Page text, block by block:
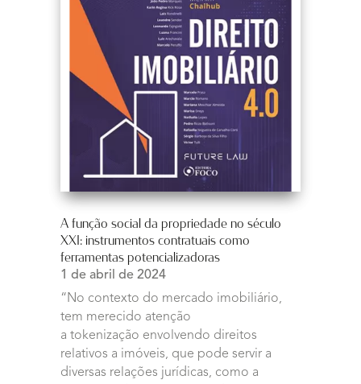
A função social da propriedade no século
XXI: instrumentos contratuais como
ferramentas potencializadoras
1 de abril de 2024
“No contexto do mercado imobiliário,
tem merecido atenção
a tokenização envolvendo direitos
relativos a imóveis, que pode servir a
diversas relações jurídicas, como a